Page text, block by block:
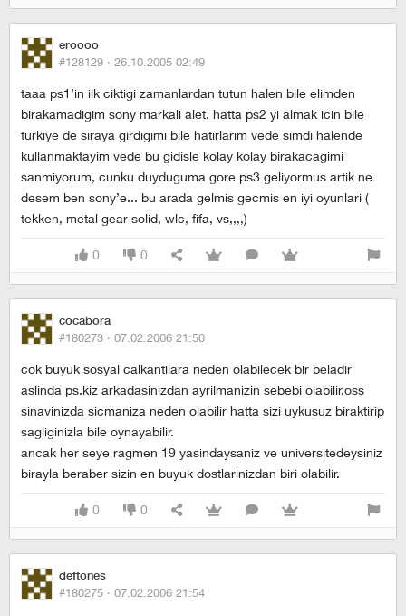
eroooo
#128129 · 26.10.2005 02:49
taaa ps1’in ilk ciktigi zamanlardan tutun halen bile elimden
birakamadigim sony markali alet. hatta ps2 yi almak icin bile
turkiye de siraya girdigimi bile hatirlarim vede simdi halende
kullanmaktayim vede bu gidisle kolay kolay birakacagimi
sanmiyorum, cunku duyduguma gore ps3 geliyormus artik ne
desem ben sony’e... bu arada gelmis gecmis en iyi oyunlari (
tekken, metal gear solid, wlc, fifa, vs,,,,)
0 0
cocabora
#180273 · 07.02.2006 21:50
cok buyuk sosyal calkantilara neden olabilecek bir beladir
aslinda ps.kiz arkadasinizdan ayrilmanizin sebebi olabilir,oss
sinavinizda sicmaniza neden olabilir hatta sizi uykusuz biraktirip
sagliginizla bile oynayabilir.
ancak her seye ragmen 19 yasindaysaniz ve universitedeysiniz
birayla beraber sizin en buyuk dostlarinizdan biri olabilir.
0 0
deftones
#180275 · 07.02.2006 21:54